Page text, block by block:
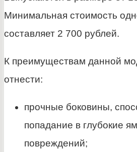
Минимальная стоимость
составляет 2 700 рублей.
К преимуществам данной
отнести:
прочные боковины,
попадание в глубокие
повреждений;